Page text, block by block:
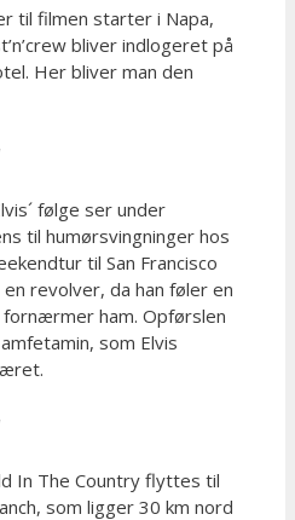
til filmen starter i Napa,
bliver indlogeret på
Her bliver man den
følge ser under
til humørsvingninger hos
til San Francisco
revolver, da han føler en
ham. Opførslen
som Elvis
In The Country flyttes til
som ligger 30 km nord